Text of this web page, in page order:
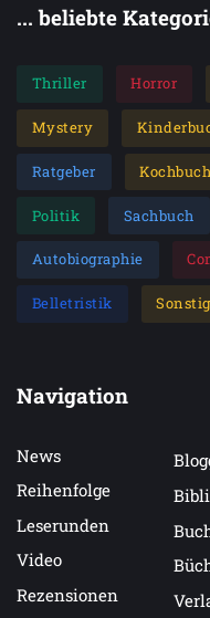
... beliebte
Thriller Horror
Mystery
Ratgeber Kochbuch
Politik Sachbuch
Autobiographie
Belletristik
Navigation
News
Reihenfolge
Leserunden
Video
Rezensionen